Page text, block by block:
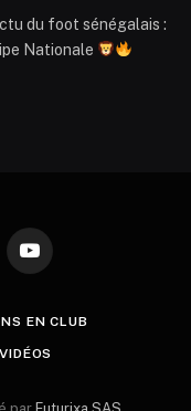
du foot sénégalais :
Nationale
YouTube
EN CLUB
VIDÉOS